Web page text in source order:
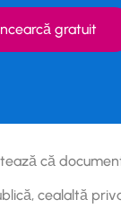
gratuit
că
cealaltă